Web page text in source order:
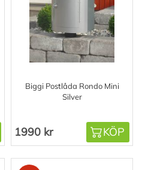
Biggi Postlåda Rondo Mini
Silver
1990 kr KÖP